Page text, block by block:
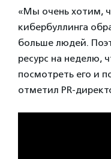
«Мы очень хотим,
кибербуллинга
больше людей.
ресурс на
посмотреть его и
отметил PR-